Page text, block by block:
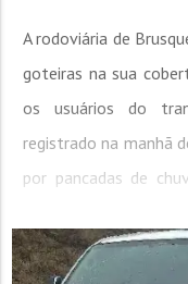
A rodoviária de
goteiras na sua
os usuários do
registrado na manhã
por pancadas de
o chão com poças